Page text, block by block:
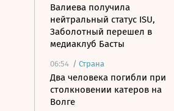
Валиева получила
нейтральный статус ISU,
Заболотный перешел в
медиаклуб Басты
06:54 / Страна
Два человека погибли при
столкновении катеров на
Волге